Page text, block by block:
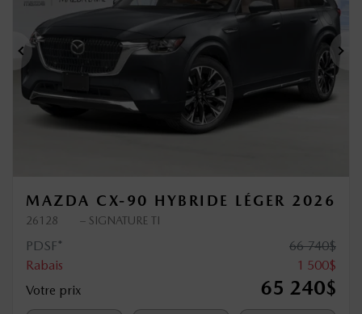
Précédent
MAZDA CX-90 HYBRIDE LÉGER 2026
26128 – SIGNATURE TI
PDSF* 66 740$
Rabais
1 500$
Votre prix
65 240$